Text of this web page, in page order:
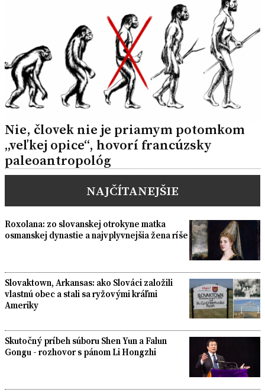
Nie, človek nie je priamym potomkom
„veľkej opice“, hovorí francúzsky
paleoantropológ
NAJČÍTANEJŠIE
Roxolana: zo slovanskej otrokyne matka
osmanskej dynastie a najvplyvnejšia žena ríše
Slovaktown, Arkansas: ako Slováci založili
vlastnú obec a stali sa ryžovými kráľmi
Ameriky
Skutočný príbeh súboru Shen Yun a Falun
Gongu - rozhovor s pánom Li Hongzhi